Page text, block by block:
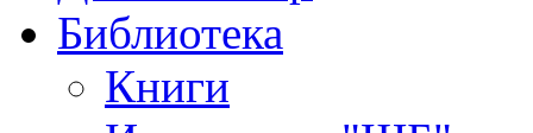
Библиотека
Книги